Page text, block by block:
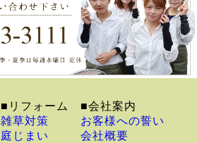
■リフォーム
雑草対策
庭じまい
■会社案内
お客様への誓い
会社概要